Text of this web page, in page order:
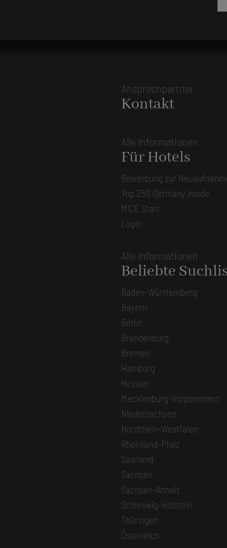
Ansprechpartner
Kontakt
Alle Informationen
Für Hotels
Bewerbung zur
Top 250 Germany Inside
MICE Start
Login
Alle Informationen
Beliebte
Baden-Württemberg
Bayern
Berlin
Brandenburg
Bremen
Hamburg
Hessen
Mecklenburg-Vorpommern
Niedersachsen
Nordrhein-Westfalen
Rheinland-Pfalz
Saarland
Sachsen
Sachsen-Anhalt
Schleswig-Holstein
Thüringen
Österreich